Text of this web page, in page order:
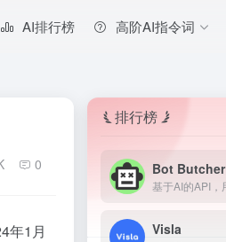
AI排行榜 高阶AI指令词
0
年1月
排行榜
Bot Butcher
Visla